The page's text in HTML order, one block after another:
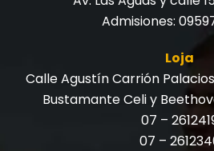
Admisiones:
Loja
Calle Agustín Carrión
Bustamante Celi y
07 –
07 –